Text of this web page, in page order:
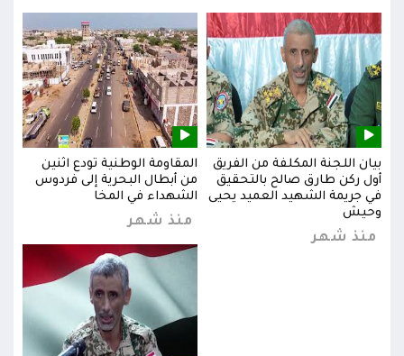
بيان اللجنة المكلفة من الفريق
أول ركن طارق صالح بالتحقيق
في جريمة الشهيد العميد يحيى
وحيش
منذ شهر
المقاومة الوطنية تودع اثنين
من أبطال البحرية إلى فردوس
الشهداء في المخا
منذ شهر